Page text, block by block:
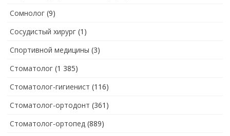
Сомнолог (9)
Сосудистый хирург (1)
Спортивной медицины (3)
Стоматолог (1 385)
Стоматолог-гигиенист (116)
Стоматолог-ортодонт (361)
Стоматолог-ортопед (889)